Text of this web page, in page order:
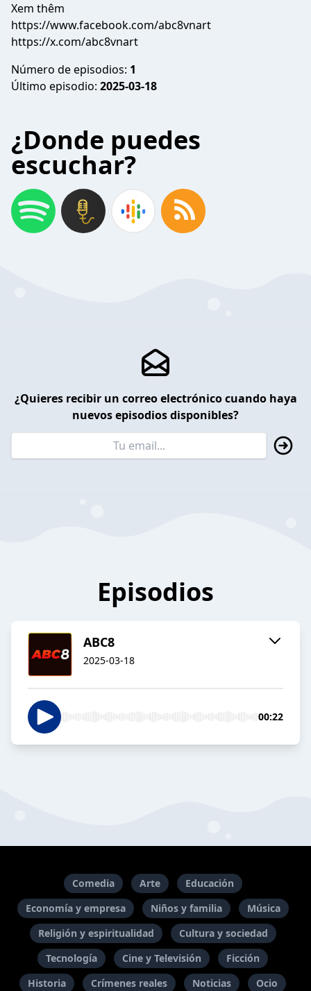
Xem thêm
https://www.facebook.com/abc8vnart
https://x.com/abc8vnart
Número de episodios: 1
Último episodio: 2025-03-18
¿Donde puedes
escuchar?
¿Quieres recibir un correo electrónico cuando haya
nuevos episodios disponibles?
Episodios
ABC8
2025-03-18
00:22
Comedia Arte
Educación
Economía y empresa
Niños y familia
Música
Religión y espiritualidad
Cultura y sociedad
Tecnología
Cine y Televisión
Ficción
Historia
Crímenes reales Noticias Ocio